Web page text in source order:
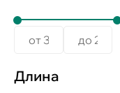
Длина